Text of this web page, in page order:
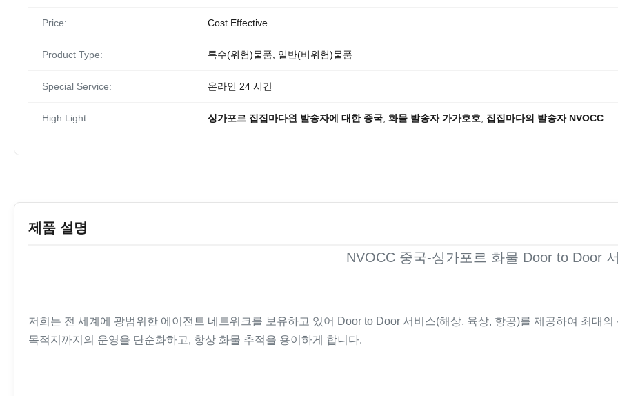
Price: Cost Effective
Product Type: 특수(위험)물품, 일반(비위험)물품
Special Service: 온라인 24 시간
High Light: 싱가포르 집집마다읜 발송자에 대한 중국 화물 발송자 가가호호 집집마다의 발송자 NVOCC
제품 설명
NVOCC 중국-싱가포르 화물 Door to Door
저희는 전 세계에 광범위한 에이전트 네트워크를 보유하고 있어 Door to Door 서비스(해상, 육상, 항공)를 제공하여 최대
목적지까지의 운영을 단순화하고, 항상 화물 추적을 용이하게 합니다.